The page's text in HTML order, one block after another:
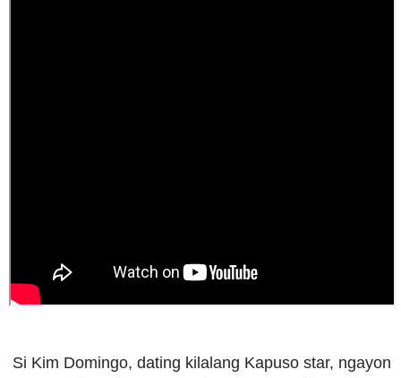
Si Kim Domingo, dating kilalang Kapuso star, ngayon